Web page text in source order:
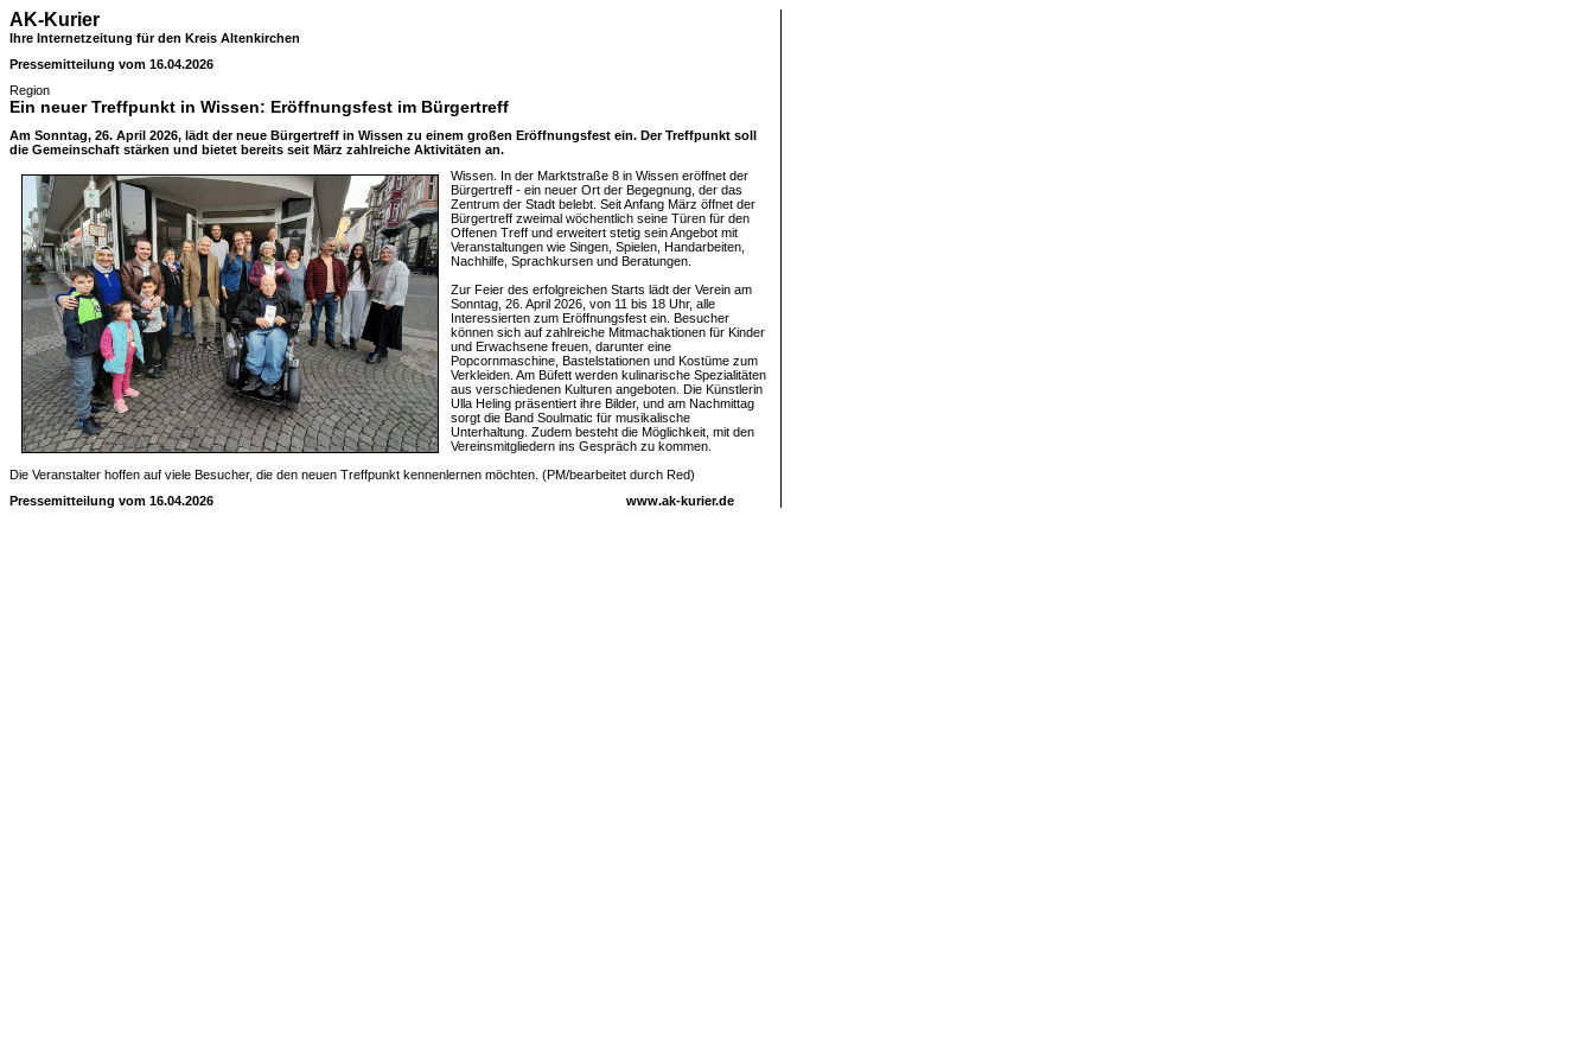
AK-Kurier
Ihre Internetzeitung für den Kreis Altenkirchen
Pressemitteilung vom 16.04.2026
Region
Ein neuer Treffpunkt in Wissen: Eröffnungsfest im Bürgertreff
Am Sonntag, 26. April 2026, lädt der neue Bürgertreff in Wissen zu einem großen Eröffnungsfest ein. Der Treffpunkt soll
die Gemeinschaft stärken und bietet bereits seit März zahlreiche Aktivitäten an.
Wissen. In der Marktstraße 8 in Wissen eröffnet der
Bürgertreff - ein neuer Ort der Begegnung, der das
Zentrum der Stadt belebt. Seit Anfang März öffnet der
Bürgertreff zweimal wöchentlich seine Türen für den
Offenen Treff und erweitert stetig sein Angebot mit
Veranstaltungen wie Singen, Spielen, Handarbeiten,
Nachhilfe, Sprachkursen und Beratungen.
Zur Feier des erfolgreichen Starts lädt der Verein am
Sonntag, 26. April 2026, von 11 bis 18 Uhr, alle
Interessierten zum Eröffnungsfest ein. Besucher
können sich auf zahlreiche Mitmachaktionen für Kinder
und Erwachsene freuen, darunter eine
Popcornmaschine, Bastelstationen und Kostüme zum
Verkleiden. Am Büfett werden kulinarische Spezialitäten
aus verschiedenen Kulturen angeboten. Die Künstlerin
Ulla Heling präsentiert ihre Bilder, und am Nachmittag
sorgt die Band Soulmatic für musikalische
Unterhaltung. Zudem besteht die Möglichkeit, mit den
Vereinsmitgliedern ins Gespräch zu kommen.
Die Veranstalter hoffen auf viele Besucher, die den neuen Treffpunkt kennenlernen möchten. (PM/bearbeitet durch Red)
Pressemitteilung vom 16.04.2026
www.ak-kurier.de